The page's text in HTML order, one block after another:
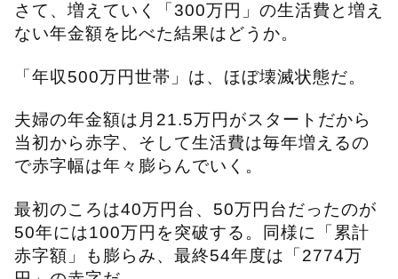
さて、増えていく「300万円」の生活費と増え
ない年金額を比べた結果はどうか。
「年収500万円世帯」は、ほぼ壊滅状態だ。
夫婦の年金額は月21.5万円がスタートだから
当初から赤字、そして生活費は毎年増えるの
で赤字幅は年々膨らんでいく。
最初のころは40万円台、50万円台だったのが
50年には100万円を突破する。同様に「累計
赤字額」も膨らみ、最終54年度は「2774万